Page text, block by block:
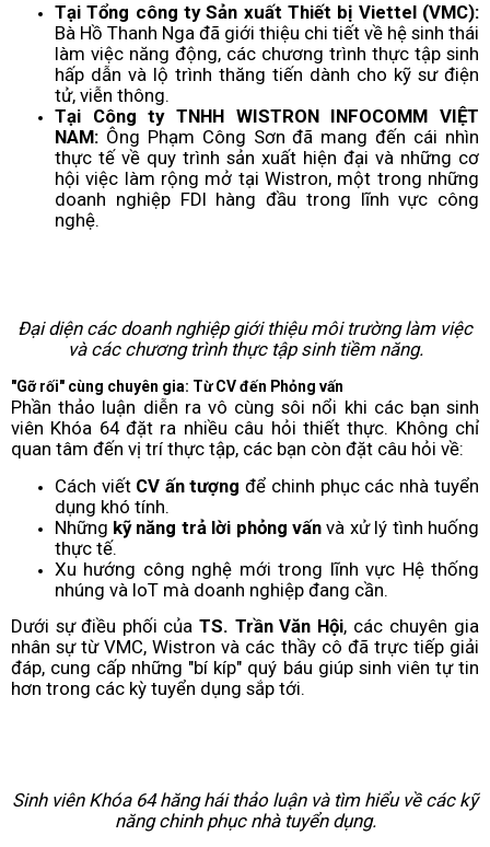
Tại Tổng công ty Sản xuất Thiết bị Viettel (VMC):
Bà Hồ Thanh Nga đã giới thiệu chi tiết về hệ sinh thái
làm việc năng động, các chương trình thực tập sinh
hấp dẫn và lộ trình thăng tiến dành cho kỹ sư điện
tử, viễn thông.
Tại Công ty TNHH WISTRON INFOCOMM VIỆT
NAM: Ông Phạm Công Sơn đã mang đến cái nhìn
thực tế về quy trình sản xuất hiện đại và những cơ
hội việc làm rộng mở tại Wistron, một trong những
doanh nghiệp FDI hàng đầu trong lĩnh vực công
nghệ.
Đại diện các doanh nghiệp giới thiệu môi trường làm việc
và các chương trình thực tập sinh tiềm năng.
"Gỡ rối" cùng chuyên gia: Từ CV đến Phỏng vấn
Phần thảo luận diễn ra vô cùng sôi nổi khi các bạn sinh
viên Khóa 64 đặt ra nhiều câu hỏi thiết thực. Không chỉ
quan tâm đến vị trí thực tập, các bạn còn đặt câu hỏi về:
Cách viết CV ấn tượng để chinh phục các nhà tuyển
dụng khó tính.
Những kỹ năng trả lời phỏng vấn và xử lý tình huống
thực tế.
Xu hướng công nghệ mới trong lĩnh vực Hệ thống
nhúng và IoT mà doanh nghiệp đang cần.
Dưới sự điều phối của TS. Trần Văn Hội, các chuyên gia
nhân sự từ VMC, Wistron và các thầy cô đã trực tiếp giải
đáp, cung cấp những "bí kíp" quý báu giúp sinh viên tự tin
hơn trong các kỳ tuyển dụng sắp tới.
Sinh viên Khóa 64 hăng hái thảo luận và tìm hiểu về các kỹ
năng chinh phục nhà tuyển dụng.